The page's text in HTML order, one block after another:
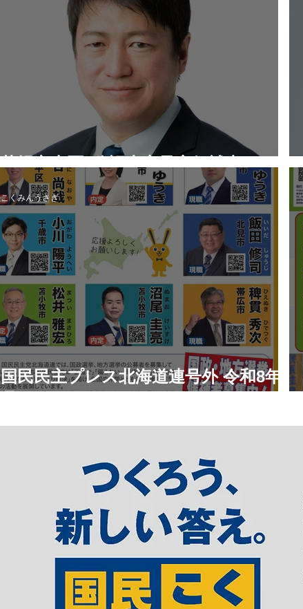
札幌市東区_公認内定予定候補者
国民民主プレス北海道連号外 令和8年7
こくみんうさぎ